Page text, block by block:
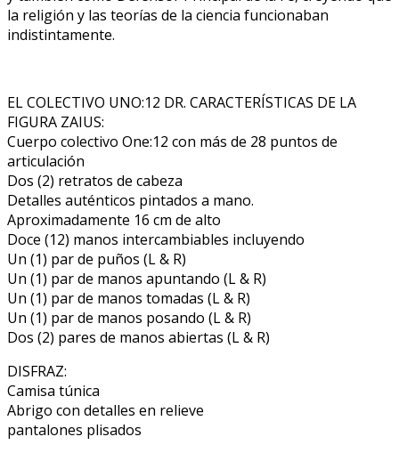
la religión y las teorías de la ciencia funcionaban
indistintamente.
EL COLECTIVO UNO:12 DR. CARACTERÍSTICAS DE LA
FIGURA ZAIUS:
Cuerpo colectivo One:12 con más de 28 puntos de
articulación
Dos (2) retratos de cabeza
Detalles auténticos pintados a mano.
Aproximadamente 16 cm de alto
Doce (12) manos intercambiables incluyendo
Un (1) par de puños (L & R)
Un (1) par de manos apuntando (L & R)
Un (1) par de manos tomadas (L & R)
Un (1) par de manos posando (L & R)
Dos (2) pares de manos abiertas (L & R)
DISFRAZ:
Camisa túnica
Abrigo con detalles en relieve
pantalones plisados